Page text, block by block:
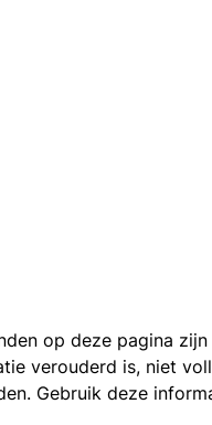
op deze pagina
verouderd is, niet
Gebruik deze